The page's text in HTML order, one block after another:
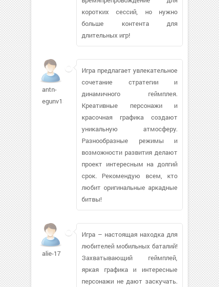
коротких сессий, но нужно
больше контента для
длительных игр!
antn-
egunv130
Игра предлагает увлекательное
сочетание стратегии и
динамичного геймплея.
Креативные персонажи и
красочная графика создают
уникальную атмосферу.
Разнообразные режимы и
возможности развития делают
проект интересным на долгий
срок. Рекомендую всем, кто
любит оригинальные аркадные
битвы!
alie-17
Игра – настоящая находка для
любителей мобильных баталий!
Захватывающий геймплей,
яркая графика и интересные
персонажи не дают заскучать.